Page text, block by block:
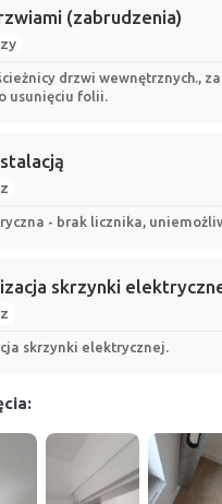
(zabrudzenia)
drzwi wewnętrznych.,
usunięciu folii.
- brak licznika,
skrzynki
skrzynki elektrycznej.